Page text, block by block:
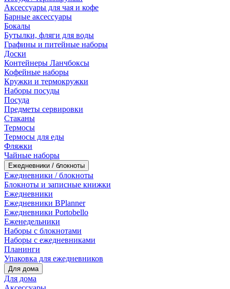
Аксессуары для чая и кофе
Барные аксессуары
Бокалы
Бутылки, фляги для воды
Графины и питейные наборы
Доски
Контейнеры Ланчбоксы
Кофейные наборы
Кружки и термокружки
Наборы посуды
Посуда
Предметы сервировки
Стаканы
Термосы
Термосы для еды
Фляжки
Чайные наборы
Ежедневники / блокноты
Ежедневники / блокноты
Блокноты и записные книжки
Ежедневники
Ежедневники BPlanner
Ежедневники Portobello
Еженедельники
Наборы с блокнотами
Наборы с ежедневниками
Планинги
Упаковка для ежедневников
Для дома
Для дома